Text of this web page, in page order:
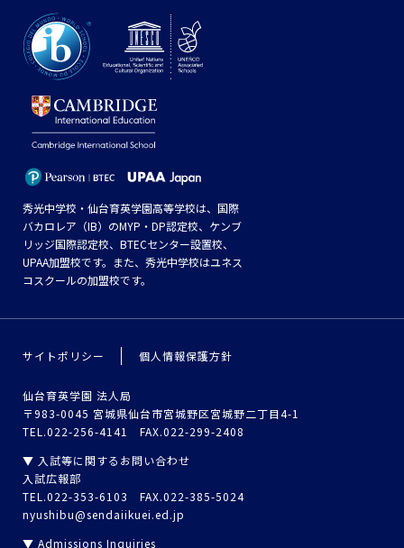
秀光中学校・仙台育英学園高等学校は、国際
バカロレア（IB）のMYP・DP認定校、ケンブ
リッジ国際認定校、BTECセンター設置校、
UPAA加盟校です。また、秀光中学校はユネス
コスクールの加盟校です。
サイトポリシー 個人情報保護方針
仙台育英学園 法人局
〒983-0045 宮城県仙台市宮城野区宮城野二丁目4-1
TEL.022-256-4141 FAX.022-299-2408
▼ 入試等に関するお問い合わせ
入試広報部
TEL.022-353-6103 FAX.022-385-5024
nyushibu@sendaiikuei.ed.jp
▼ Admissions Inquiries